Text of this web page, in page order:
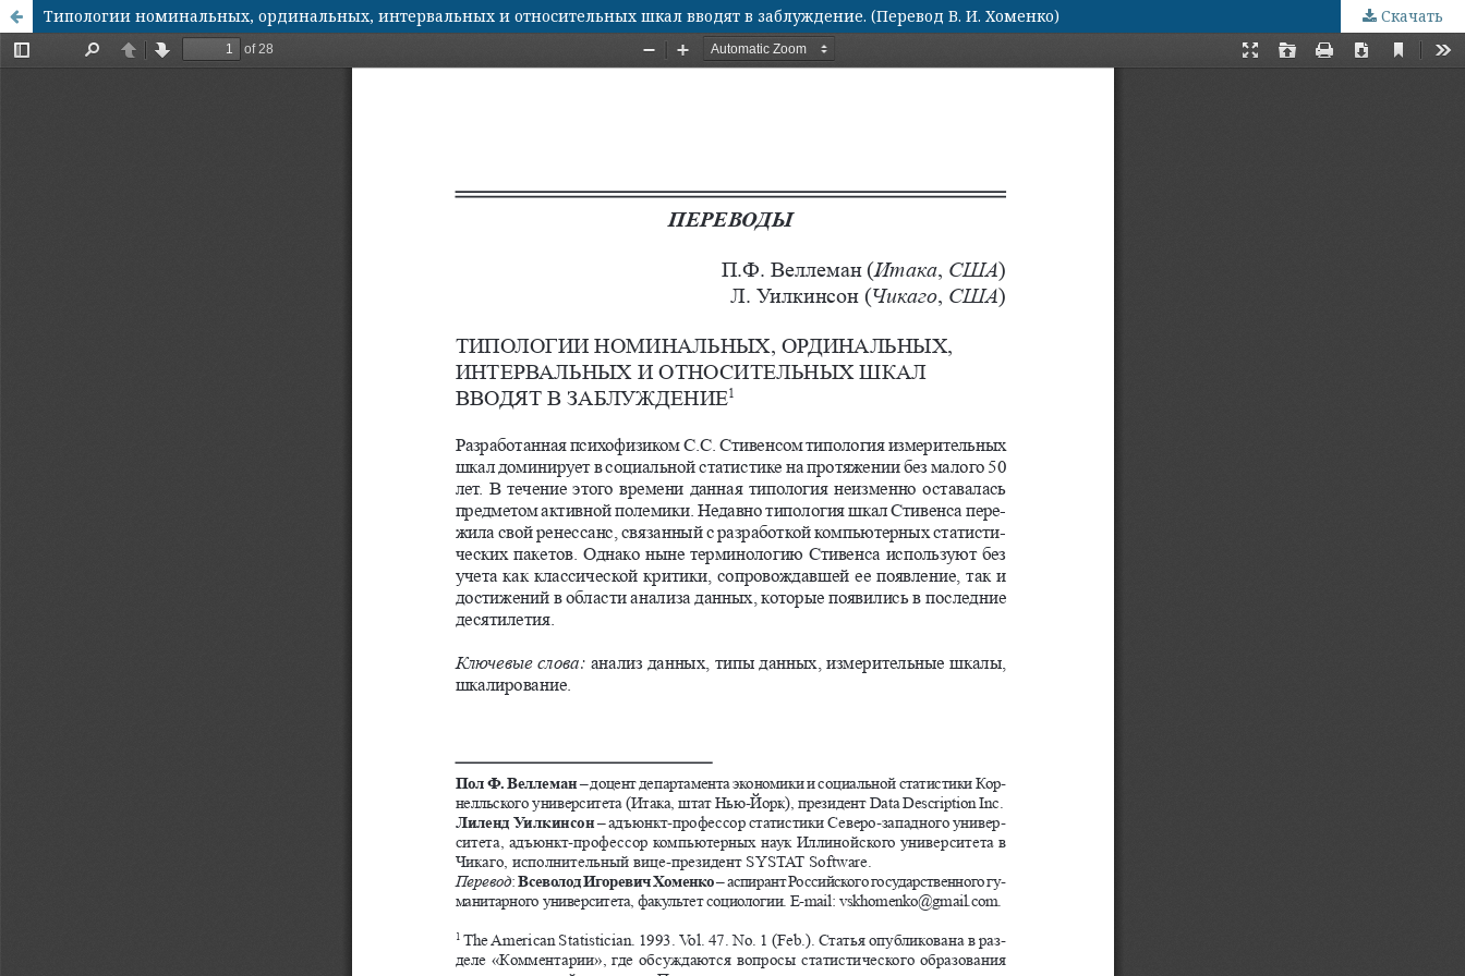
Типологии номинальных, ординальных, интервальных и относительных шкал вводят в заблуждение. (Перевод В. И. Хоменко) Скачать